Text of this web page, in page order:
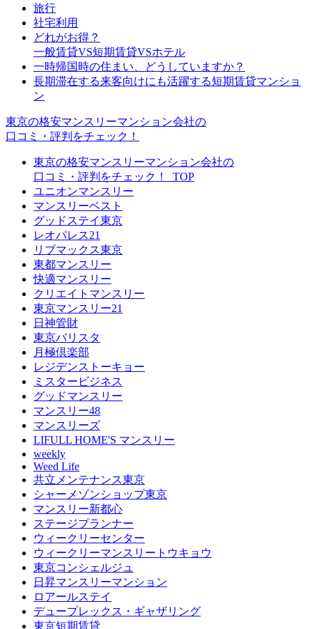
旅行
社宅利用
どれがお得？
一般賃貸VS短期賃貸VSホテル
一時帰国時の住まい、どうしていますか？
長期滞在する来客向けにも活躍する短期賃貸マンショ
ン
東京の格安マンスリーマンション会社の
口コミ・評判をチェック！
東京の格安マンスリーマンション会社の
口コミ・評判をチェック！_TOP
ユニオンマンスリー
マンスリーベスト
グッドステイ東京
レオパレス21
リブマックス東京
東都マンスリー
快適マンスリー
クリエイトマンスリー
東京マンスリー21
日神管財
東京バリスタ
月極倶楽部
レジデンストーキョー
ミスタービジネス
グッドマンスリー
マンスリー48
マンスリーズ
LIFULL HOME'S マンスリー
weekly
Weed Life
共立メンテナンス東京
シャーメゾンショップ東京
マンスリー新都心
ステージプランナー
ウィークリーセンター
ウィークリーマンスリートウキョウ
東京コンシェルジュ
日昇マンスリーマンション
ロアールステイ
デュープレックス・ギャザリング
東京短期賃貸